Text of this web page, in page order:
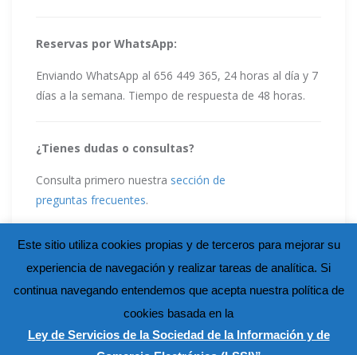
Reservas por WhatsApp:
Enviando WhatsApp al 656 449 365, 24 horas al día y 7
días a la semana. Tiempo de respuesta de 48 horas.
¿Tienes dudas o consultas?
Consulta primero nuestra sección de
preguntas frecuentes.
Este sitio utiliza cookies propias y de terceros para mejorar su
experiencia de navegación y realizar tareas de analítica. Si
continua navegando entendemos que acepta nuestra política de
cookies basada en la
Ley de Servicios de la Sociedad de la Información y de